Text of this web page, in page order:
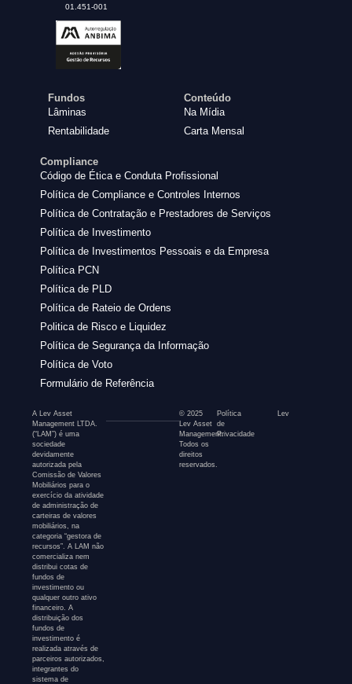
01.451-001
Fundos
Lâminas
Rentabilidade
Conteúdo
Na Mídia
Carta Mensal
Compliance
Código de Ética e Conduta Profissional
Política de Compliance e Controles Internos
Política de Contratação e Prestadores de Serviços
Política de Investimento
Política de Investimentos Pessoais e da Empresa
Política PCN
Política de PLD
Política de Rateio de Ordens
Politica de Risco e Liquidez
Política de Segurança da Informação
Política de Voto
Formulário de Referência
A Lev Asset
Management LTDA.
(“LAM”) é uma
sociedade
devidamente
autorizada pela
Comissão de Valores
Mobiliários para o
exercício da atividade
de administração de
carteiras de valores
mobiliários, na
categoria “gestora de
recursos”. A LAM não
comercializa nem
distribui cotas de
fundos de
investimento ou
qualquer outro ativo
financeiro. A
distribuição dos
fundos de
investimento é
realizada através de
parceiros autorizados,
integrantes do
sistema de
© 2025
Lev Asset
Management.
Todos os
direitos
reservados.
Política
de
Privacidade
Lev